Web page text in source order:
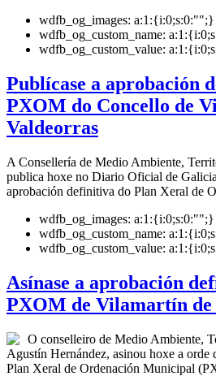
wdfb_og_images: a:1:{i:0;s:0:"";}
wdfb_og_custom_name:
wdfb_og_custom_value:
Publícase a aprobación
PXOM do Concello de
Valdeorras
A Consellería de Medio Ambiente,
publica hoxe no Diario Oficial de
aprobación definitiva do Plan Xeral de
wdfb_og_images: a:1:{i:0;s:0:"";}
wdfb_og_custom_name:
wdfb_og_custom_value:
Asínase a aprobación
PXOM de Vilamartín de
O conselleiro de Medio Ambiente,
Agustín Hernández, asinou hoxe a
Plan Xeral de Ordenación Municipal